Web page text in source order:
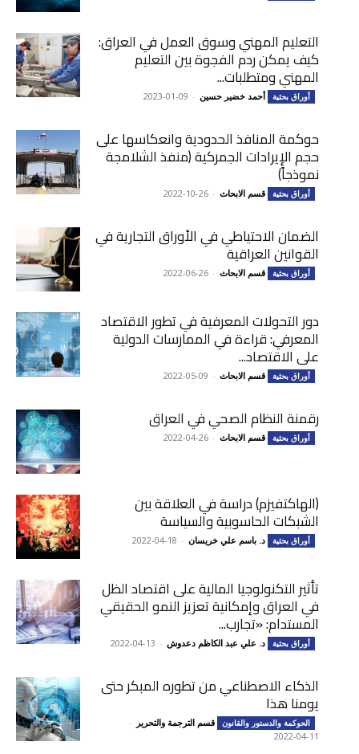
التعليم المهني وسوق العمل في العراق:
كيف يمكن ردم الفجوة بين التعليم
المهني ومتطلبات...
أوراق بحثية أحمد خضير حسين -
2023-01-09
حوكمة المنافذ الحدودية وانعكاسها على
حجم الإيرادات الجمركية (منفذ الشلامجة
نموذجاً)
أوراق بحثية قسم الابحاث -
2022-10-26
الضمان الاحتياطي في الأوراق التجارية في
القوانين العراقية
أوراق بحثية قسم الابحاث -
2022-06-26
دور التحولات المعرفية في تطور الاقتصاد
المعرفي: قراءة في الممارسات الدولية
على الاقتصاد...
أوراق بحثية قسم الابحاث -
2022-05-09
رقمنة النظام الصحي في العراق
أوراق بحثية قسم الابحاث -
2022-04-26
(الهاكتفيزم‏) دراسة في العلاقة بين
الشبكات الحاسوبية والسياسة
أوراق بحثية د. باسم علي خريسان -
2022-04-18
تأثير التكنولوجيا المالية على اقتصاد الظل
في العراق وإمكانية تعزيز النمو الحقيقي
المستدام: «تجارب...
أوراق بحثية د. علي عبد الكاظم دعدوش -
2022-04-13
الذكاء الاصطناعي من تطوره المبكر حتى
يومنا هذا
الحوكمة والدستور والقانون قسم الترجمة والتحرير -
2022-04-11